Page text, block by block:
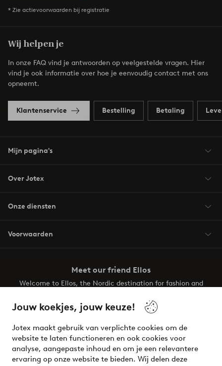
Jouw koekjes, jouw keuze!
Jotex maakt gebruik van verplichte cookies om de
website te laten functioneren en ook cookies voor
analyse, aangepaste inhoud en om je een relevantere
ervaring op onze website te bieden. Wij delen deze
* Zie actievoorwaarden bij registratie
Wij helpen je
In onze FAQ vind je antwoorden op veelgestelde vragen. Hier
vind je ook informatie over hoe je eenvoudig contact met ons
opneemt.
Klantenservice Bestelling Betaling
Mijn pagina's
Over Jotex
Onze diensten
Voorwaarden
Meet our friend Ellos
Welcome to Ellos, the Nordic destination for fashion and
your wardrobe. Your next inspiring look is here!